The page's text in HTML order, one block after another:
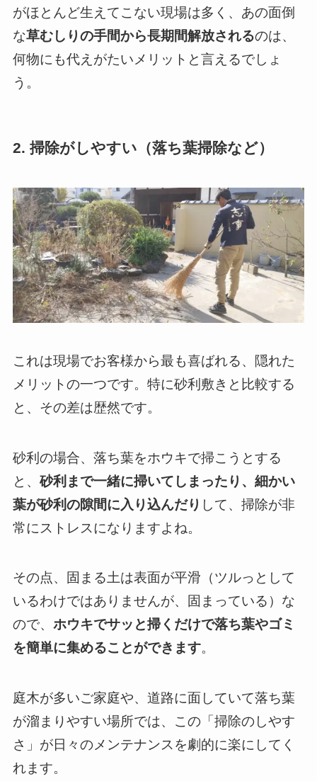
がほとんど生えてこない現場は多く、あの面倒
な草むしりの手間から長期間解放されるのは、
何物にも代えがたいメリットと言えるでしょ
う。
2. 掃除がしやすい（落ち葉掃除など）
これは現場でお客様から最も喜ばれる、隠れた
メリットの一つです。特に砂利敷きと比較する
と、その差は歴然です。
砂利の場合、落ち葉をホウキで掃こうとする
と、砂利まで一緒に掃いてしまったり、細かい
葉が砂利の隙間に入り込んだり して、掃除が非
常にストレスになりますよね。
その点、固まる土は表面が平滑（ツルっとして
いるわけではありませんが、固まっている）な
ので、 ホウキでサッと掃くだけで落ち葉やゴミ
を簡単に集めることができます。
庭木が多いご家庭や、道路に面していて落ち葉
が溜まりやすい場所では、この「掃除のしやす
さ」が日々のメンテナンスを劇的に楽にしてく
れます。